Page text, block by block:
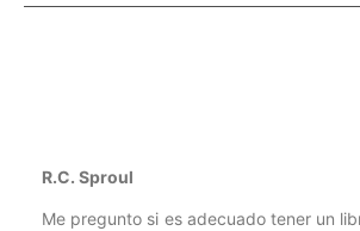
R.C. Sproul
Me pregunto si es adecuado tener un